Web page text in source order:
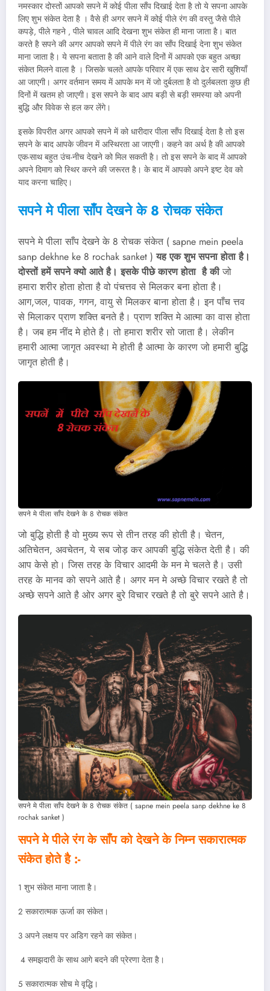
नमस्कार दोस्तों आपको सपने में कोई पीला साँप दिखाई देता है तो ये सपना आपके
लिए शुभ संकेत देता है । वैसे ही अगर सपने में कोई पीले रंग की वस्तु जैसे पीले
कपड़े, पीले गहने , पीले चावल आदि देखना शुभ संकेत ही माना जाता है। बात
करते है सपने की अगर आपको सपने में पीले रंग का साँप दिखाई देना शुभ संकेत
माना जाता है। ये सपना बताता है की आने वाले दिनों में आपको एक बहुत अच्छा
संकेत मिलने वाला है । जिसके चलते आपके परिवार में एक साथ ढेर सारी खुशियाँ
आ जाएगी। अगर वर्तमान समय में आपके मन में जो दुर्बलता है वो दुर्लबलता कुछ ही
दिनों में खतम हो जाएगी। इस सपने के बाद आप बड़ी से बड़ी समस्या को अपनी
बुद्धि और विवेक से हल कर लेंगे।
इसके विपरीत अगर आपको सपने में को धारीदार पीला साँप दिखाई देता है तो इस
सपने के बाद आपके जीवन में अस्थिरता आ जाएगी। कहने का अर्थ है की आपको
एक-साथ बहुत उंच-नीच देखने को मिल सकती है। तो इस सपने के बाद में आपको
अपने दिमाग को स्थिर करने की जरूरत है। के बाद में आपको अपने इष्ट देव को
याद करना चाहिए।
सपने मे पीला साँप देखने के 8 रोचक संकेत
सपने मे पीला साँप देखने के 8 रोचक संकेत ( sapne mein peela
sanp dekhne ke 8 rochak sanket )यह एक शुभ सपना होता है।
दोस्तों हमें सपने क्यो आते है। इसके पीछे कारण होता है कीजो
हमारा शरीर होता होता है वो पंचत्तव से मिलकर बना होता है।
आग,जल, पावक, गगन, वायु से मिलकर बाना होता है। इन पाँच त्तव
से मिलाकर प्राण शक्ति बनते है। प्राण शक्ति मे आत्मा का वास होता
है। जब हम नींद मे होते है। तो हमारा शरीर सो जाता है। लेकीन
हमारी आत्मा जागृत अवस्था मे होती है आत्मा के कारण जो हमारी बुद्धि
जागृत होती है।
सपने मे पीला साँप देखने के 8 रोचक संकेत
जो बुद्धि होती है वो मुख्य रूप से तीन तरह की होती है। चेतन,
अतिचेतन, अवचेतन, ये सब जोड़ कर आपकी बुद्धि संकेत देती है। की
आप केसे हो। जिस तरह के विचार आदमी के मन मे चलते है। उसी
तरह के मानव को सपने आते है। अगर मन मे अच्छे विचार रखते है तो
अच्छे सपने आते है ओर अगर बुरे विचार रखते है तो बुरे सपने आते है।
सपने मे पीला साँप देखने के 8 रोचक संकेत ( sapne mein peela sanp dekhne ke 8
rochak sanket )
सपने मे पीले रंग के साँप को देखने के निम्न सकारात्मक
संकेत होते है :-
1 शुभ संकेत माना जाता है।
2 सकारात्मक ऊर्जा का संकेत।
3 अपने लक्षय पर अडिग रहने का संकेत।
4 समझदारी के साथ आगे बदने की प्रेरणा देता है।
5 सकारात्मक सोच मे वृद्धि।